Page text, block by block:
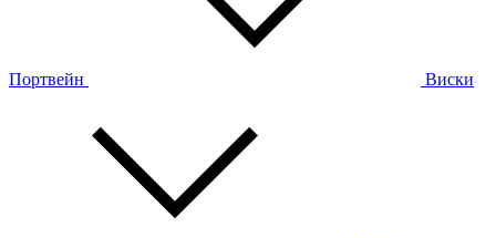
Портвейн Виски